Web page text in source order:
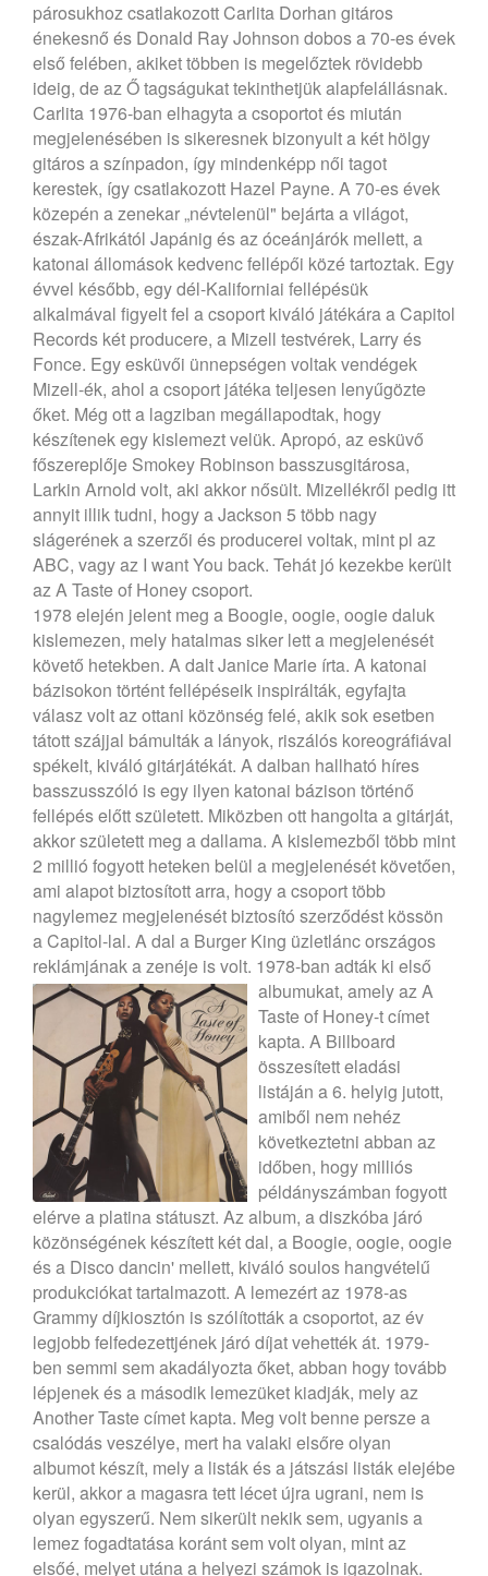
párosukhoz csatlakozott Carlita Dorhan gitáros
énekesnő és Donald Ray Johnson dobos a 70-es évek
első felében, akiket többen is megelőztek rövidebb
ideig, de az Ő tagságukat tekinthetjük alapfelállásnak.
Carlita 1976-ban elhagyta a csoportot és miután
megjelenésében is sikeresnek bizonyult a két hölgy
gitáros a színpadon, így mindenképp női tagot
kerestek, így csatlakozott Hazel Payne. A 70-es évek
közepén a zenekar „névtelenül" bejárta a világot,
észak-Afrikától Japánig és az óceánjárók mellett, a
katonai állomások kedvenc fellépői közé tartoztak. Egy
évvel később, egy dél-Kaliforniai fellépésük
alkalmával figyelt fel a csoport kiváló játékára a Capitol
Records két producere, a Mizell testvérek, Larry és
Fonce. Egy esküvői ünnepségen voltak vendégek
Mizell-ék, ahol a csoport játéka teljesen lenyűgözte
őket. Még ott a lagziban megállapodtak, hogy
készítenek egy kislemezt velük. Apropó, az esküvő
főszereplője Smokey Robinson basszusgitárosa,
Larkin Arnold volt, aki akkor nősült. Mizellékről pedig itt
annyit illik tudni, hogy a Jackson 5 több nagy
slágerének a szerzői és producerei voltak, mint pl az
ABC, vagy az I want You back. Tehát jó kezekbe került
az A Taste of Honey csoport.
1978 elején jelent meg a Boogie, oogie, oogie daluk
kislemezen, mely hatalmas siker lett a megjelenését
követő hetekben. A dalt Janice Marie írta. A katonai
bázisokon történt fellépéseik inspirálták, egyfajta
válasz volt az ottani közönség felé, akik sok esetben
tátott szájjal bámulták a lányok, riszálós koreográfiával
spékelt, kiváló gitárjátékát. A dalban hallható híres
basszusszóló is egy ilyen katonai bázison történő
fellépés előtt született. Miközben ott hangolta a gitárját,
akkor született meg a dallama. A kislemezből több mint
2 millió fogyott heteken belül a megjelenését követően,
ami alapot biztosított arra, hogy a csoport több
nagylemez megjelenését biztosító szerződést kössön
a Capitol-lal. A dal a Burger King üzletlánc országos
reklámjának a zenéje is volt. 1978-ban adták ki első
albumukat, amely az A
Taste of Honey-t címet
kapta. A Billboard
összesített eladási
listáján a 6. helyig jutott,
amiből nem nehéz
következtetni abban az
időben, hogy milliós
példányszámban fogyott
elérve a platina státuszt. Az album, a diszkóba járó
közönségének készített két dal, a Boogie, oogie, oogie
és a Disco dancin' mellett, kiváló soulos hangvételű
produkciókat tartalmazott. A lemezért az 1978-as
Grammy díjkiosztón is szólították a csoportot, az év
legjobb felfedezettjének járó díjat vehették át. 1979-
ben semmi sem akadályozta őket, abban hogy tovább
lépjenek és a második lemezüket kiadják, mely az
Another Taste címet kapta. Meg volt benne persze a
csalódás veszélye, mert ha valaki elsőre olyan
albumot készít, mely a listák és a játszási listák elejébe
kerül, akkor a magasra tett lécet újra ugrani, nem is
olyan egyszerű. Nem sikerült nekik sem, ugyanis a
lemez fogadtatása koránt sem volt olyan, mint az
elsőé, melyet utána a helyezi számok is igazolnak.